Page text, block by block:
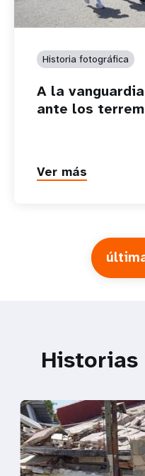
Historia fotográfica
A la
ante los
Ver más